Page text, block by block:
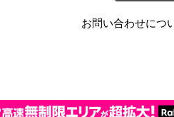
お問い合わせにつ